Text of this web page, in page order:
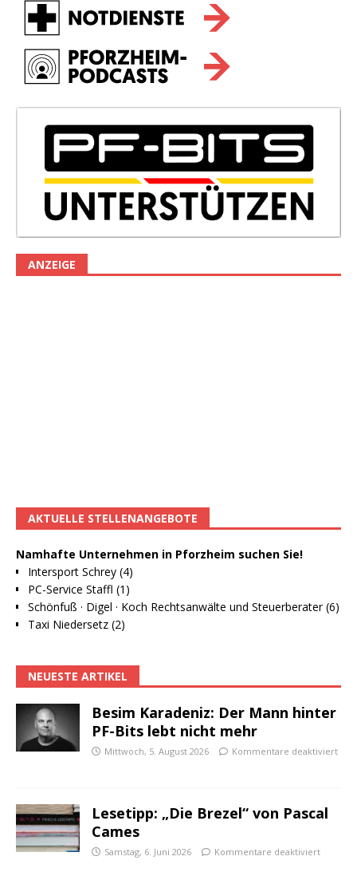
ANZEIGE
AKTUELLE STELLENANGEBOTE
Namhafte Unternehmen in Pforzheim suchen Sie!
Intersport Schrey (4)
PC-Service Staffl (1)
Schönfuß · Digel · Koch Rechtsanwälte und Steuerberater (6)
Taxi Niedersetz (2)
NEUESTE ARTIKEL
Besim Karadeniz: Der Mann hinter
PF-Bits lebt nicht mehr
Mittwoch, 5. August 2026 Kommentare deaktiviert
Lesetipp: „Die Brezel“ von Pascal
Cames
Samstag, 6. Juni 2026 Kommentare deaktiviert